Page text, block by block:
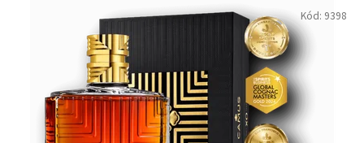
Kód: 9398